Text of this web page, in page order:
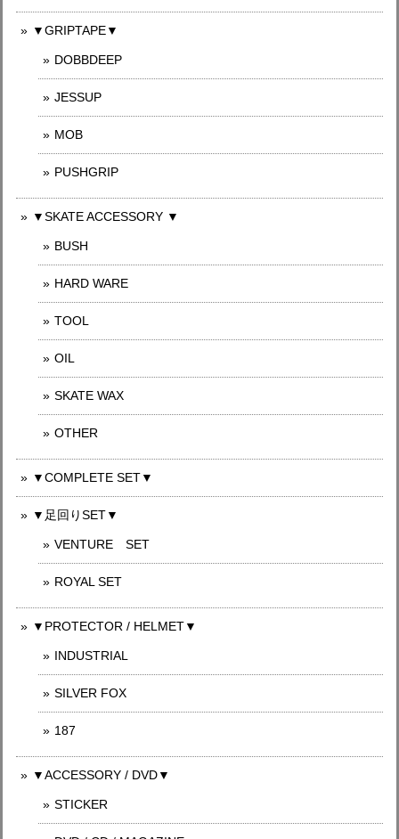
▼GRIPTAPE▼
DOBBDEEP
JESSUP
MOB
PUSHGRIP
▼SKATE ACCESSORY ▼
BUSH
HARD WARE
TOOL
OIL
SKATE WAX
OTHER
▼COMPLETE SET▼
▼足回りSET▼
VENTURE SET
ROYAL SET
▼PROTECTOR / HELMET▼
INDUSTRIAL
SILVER FOX
187
▼ACCESSORY / DVD▼
STICKER